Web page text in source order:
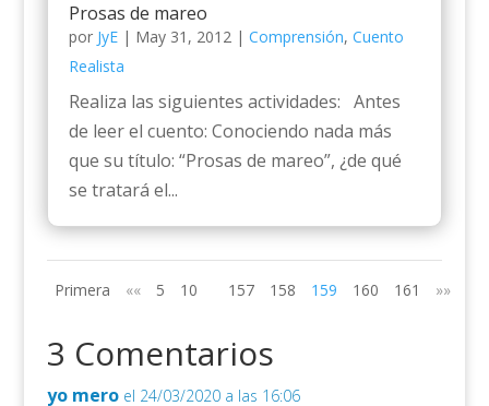
Prosas de mareo
por JyE| May 31, 2012| Comprensión, Cuento
Realista
Realiza las siguientes actividades: Antes
de leer el cuento: Conociendo nada más
que su título: “Prosas de mareo”, ¿de qué
se tratará el...
Primera «« 5 10 157 158 159 160 161 »»
3 Comentarios
yo mero el 24/03/2020 a las 16:06